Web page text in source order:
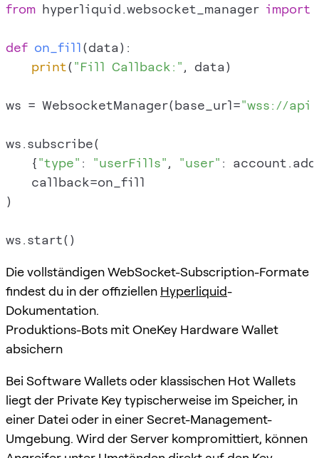
from hyperliquid.websocket_manager import
def on_fill(data):
print("Fill Callback:", data)
ws = WebsocketManager(base_url="wss://
ws.subscribe(
    {
"type" : "userFills", "user" :
    callback=on_fill
)
Die vollständigen WebSocket-Subscription-Formate
findest du in der offiziellen Hyperliquid-
Dokumentation.
Produktions-Bots mit OneKey Hardware Wallet
absichern
Bei Software Wallets oder klassischen Hot Wallets
liegt der Private Key typischerweise im Speicher, in
einer Datei oder in einer Secret-Management-
Umgebung. Wird der Server kompromittiert, können